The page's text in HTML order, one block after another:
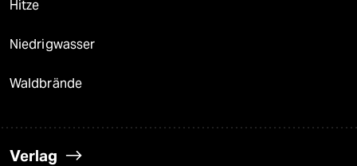
Hitze
Niedrigwasser
Waldbrände
Verlag